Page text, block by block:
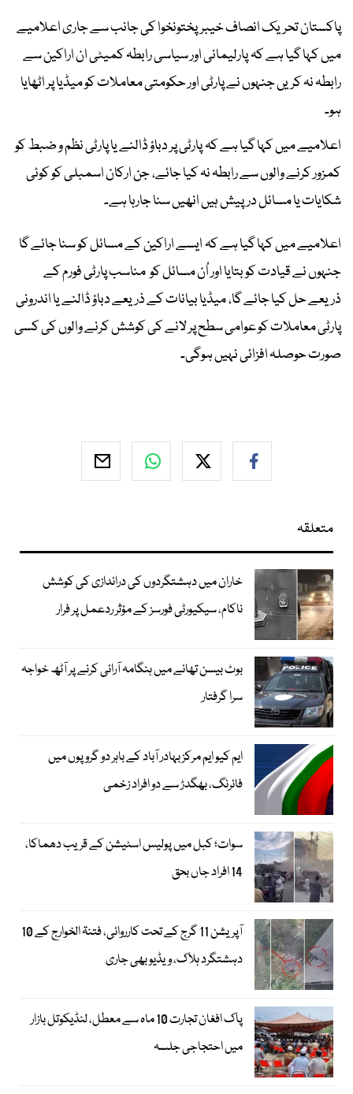
پاکستان تحریک انصاف خیبرپختونخوا کی جانب سے جاری اعلامیے
میں کہا گیا ہے کہ پارلیمانی اور سیاسی رابطہ کمیٹی ان اراکین سے
رابطہ نہ کریں جنہوں نے پارٹی اور حکومتی معاملات کو میڈیا پر اٹھایا
ہو۔
اعلامیے میں کہا گیا ہے کہ پارٹی پر دباؤ ڈالنے یا پارٹی نظم و ضبط کو
کمزور کرنے والوں سے رابطہ نہ کیا جائے، جن ارکان اسمبلی کو کوئی
شکایات یا مسائل درپیش ہیں انھیں سنا جارہا ہے۔
اعلامیے میں کہا گیا ہے کہ ایسے اراکین کے مسائل کو سنا جائے گا
جنہوں نے قیادت کو بتایا اور اُن مسائل کو مناسب پارٹی فورم کے
ذریعے حل کیا جائے گا، میڈیا بیانات کے ذریعے دباؤ ڈالنے یا اندرونی
پارٹی معاملات کو عوامی سطح پر لانے کی کوشش کرنے والوں کی کسی
صورت حوصلہ افزائی نہیں ہوگی۔
متعلقہ
خاران میں دہشتگردوں کی دراندازی کی کوشش
ناکام، سیکیورٹی فورسز کے مؤثر ردعمل پر فرار
بوٹ بیسن تھانے میں ہنگامہ آرائی کرنے پر آٹھ خواجہ
سرا گرفتار
ایم کیو ایم مرکز بہادر آباد کے باہر دو گروپوں میں
فائرنگ، بھگدڑ سے دو افراد زخمی
سوات؛ کبل میں پولیس اسٹیشن کے قریب دھماکا،
14 افراد جاں بحق
آپریشن 11 گرج کے تحت کارروائی، فتنۃ الخوارج کے 10
دہشتگرد ہلاک، ویڈیو بھی جاری
پاک افغان تجارت 10 ماہ سے معطل، لنڈیکوتل بازار
میں احتجاجی جلسہ